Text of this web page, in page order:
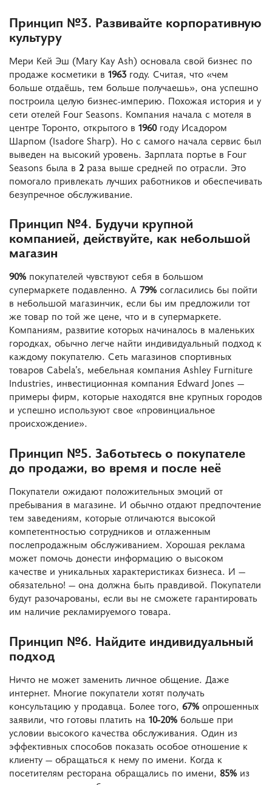
Принцип №3. Развивайте корпоративную
культуру
Мери Кей Эш (Mary Kay Ash) основала свой бизнес по
продаже косметики в 1963 году. Считая, что «чем
больше отдаёшь, тем больше получаешь», она успешно
построила целую бизнес-империю. Похожая история и у
сети отелей Four Seasons. Компания начала с мотеля в
центре Торонто, открытого в 1960году Исадором
Шарпом (Isadore Sharp). Но с самого начала сервис был
выведен на высокий уровень. Зарплата портье в Four
Seasons была в 2раза выше средней по отрасли. Это
помогало привлекать лучших работников и обеспечивать
безупречное обслуживание.
Принцип №4. Будучи крупной
компанией, действуйте, как небольшой
магазин
90% покупателей чувствуют себя в большом
супермаркете подавленно. А 79% согласились бы пойти
в небольшой магазинчик, если бы им предложили тот
же товар по той же цене, что и в супермаркете.
Компаниям, развитие которых начиналось в маленьких
городках, обычно легче найти индивидуальный подход к
каждому покупателю. Сеть магазинов спортивных
товаров Cabela’s, мебельная компания Ashley Furniture
Industries, инвестиционная компания Edward Jones —
примеры фирм, которые находятся вне крупных городов
и успешно используют свое «провинциальное
происхождение».
Принцип №5. Заботьтесь о покупателе
до продажи, во время и после неё
Покупатели ожидают положительных эмоций от
пребывания в магазине. И обычно отдают предпочтение
тем заведениям, которые отличаются высокой
компетентностью сотрудников и отлаженным
послепродажным обслуживанием. Хорошая реклама
может помочь донести информацию о высоком
качестве и уникальных характеристиках бизнеса. И —
обязательно! — она должна быть правдивой. Покупатели
будут разочарованы, если вы не сможете гарантировать
им наличие рекламируемого товара.
Принцип №6. Найдите индивидуальный
подход
Ничто не может заменить личное общение. Даже
интернет. Многие покупатели хотят получать
консультацию у продавца. Более того, 67% опрошенных
заявили, что готовы платить на 10-20% больше при
условии высокого качества обслуживания. Один из
эффективных способов показать особое отношение к
клиенту — обращаться к нему по имени. Когда к
посетителям ресторана обращались по имени, 85% из